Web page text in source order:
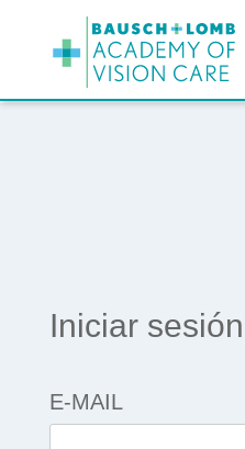
Iniciar sesión
E-MAIL